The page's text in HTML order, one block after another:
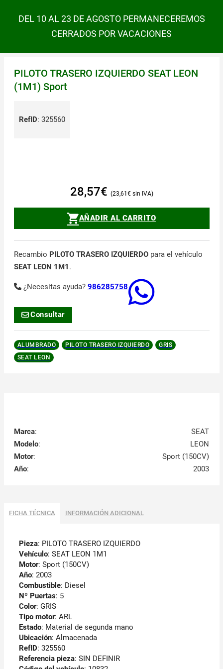
DEL 10 AL 23 DE AGOSTO PERMANECEREMOS
CERRADOS POR VACACIONES
PILOTO TRASERO IZQUIERDO SEAT LEON
(1M1) Sport
RefID: 325560
28,57€ 23,61 €
AÑADIR AL CARRITO
Recambio PILOTO TRASERO IZQUIERDOpara el vehículo
SEAT LEON 1M1 .
¿Necesitas ayuda? 986285758
Consultar
ALUMBRADO PILOTO TRASERO IZQUIERDO
GRIS
SEAT LEON
Marca:
SEAT
Modelo:
LEON
Motor:
Sport (150CV)
Año: 2003
FICHA TÉCNICA INFORMACIÓN ADICIONAL
Pieza: PILOTO TRASERO IZQUIERDO
Vehículo: SEAT LEON 1M1
Motor: Sport (150CV)
Año: 2003
Combustible: Diesel
Nº Puertas: 5
Color: GRIS
Tipo motor: ARL
Estado: Material de segunda mano
Ubicación: Almacenada
RefID: 325560
Referencia pieza: SIN DEFINIR